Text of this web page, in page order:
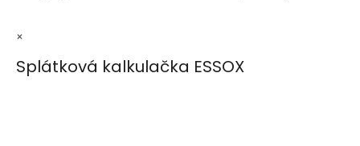
×
Splátková kalkulačka ESSOX